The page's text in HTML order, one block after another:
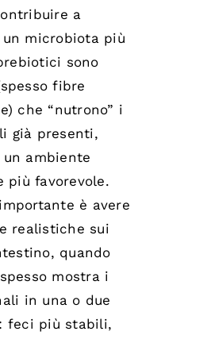
a
un microbiota più
sono
fibre
che “nutrono” i
già presenti,
ambiente
più favorevole.
è avere
realistiche sui
quando
mostra i
in una o due
feci più stabili,